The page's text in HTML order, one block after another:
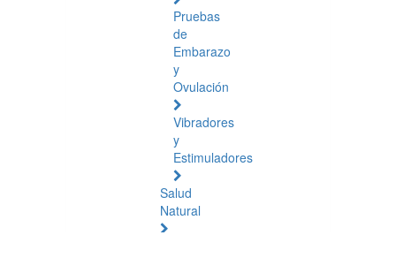
Pruebas
de
Embarazo
y
Ovulación
Vibradores
y
Estimuladores
Salud
Natural